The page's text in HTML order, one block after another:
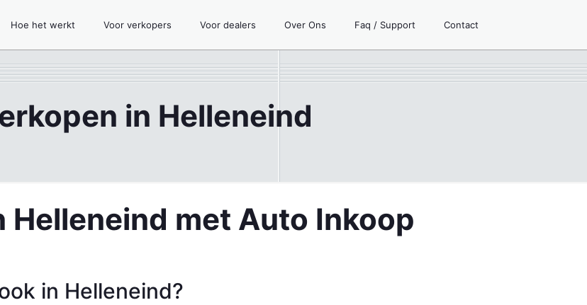
Hoe het werkt Voor verkopers Voor dealers Over Ons Faq / Support Contact
in Helleneind
Helleneind met Auto Inkoop
in Helleneind?